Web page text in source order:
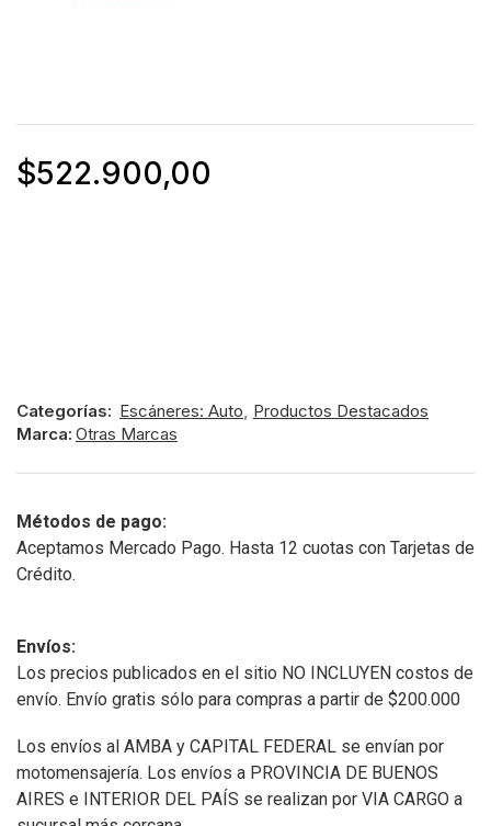
$522.900,00
Categorías: Escáneres: Auto Productos Destacados
Marca: Otras Marcas
Métodos de pago:
Aceptamos Mercado Pago. Hasta 12 cuotas con Tarjetas de
Crédito.
Envíos:
Los precios publicados en el sitio NO INCLUYEN costos de
envío. Envío gratis sólo para compras a partir de $200.000
Los envíos al AMBA y CAPITAL FEDERAL se envían por
motomensajería. Los envíos a PROVINCIA DE BUENOS
AIRES e INTERIOR DEL PAÍS se realizan por VIA CARGO a